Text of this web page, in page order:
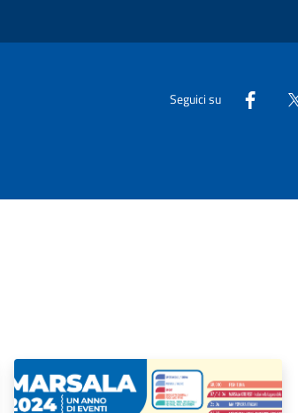
Seguici su